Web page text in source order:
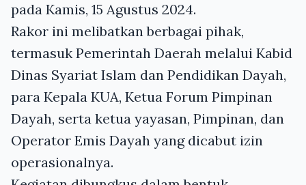
pada Kamis, 15 Agustus 2024.
Rakor ini melibatkan berbagai pihak,
termasuk Pemerintah Daerah melalui Kabid
Dinas Syariat Islam dan Pendidikan Dayah,
para Kepala KUA, Ketua Forum Pimpinan
Dayah, serta ketua yayasan, Pimpinan, dan
Operator Emis Dayah yang dicabut izin
operasionalnya.